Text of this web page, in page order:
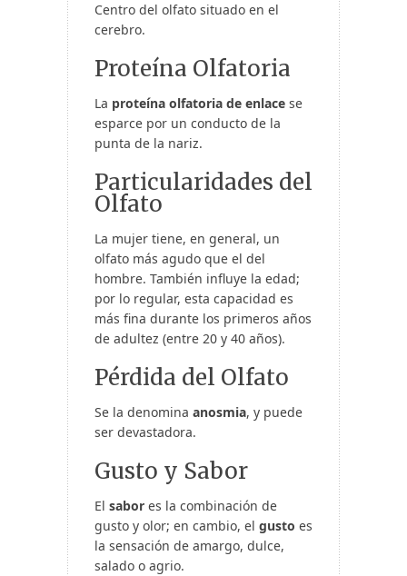
Centro del olfato situado en el
cerebro.
Proteína Olfatoria
La proteína olfatoria de enlace se
esparce por un conducto de la
punta de la nariz.
Particularidades del
Olfato
La mujer tiene, en general, un
olfato más agudo que el del
hombre. También influye la edad;
por lo regular, esta capacidad es
más fina durante los primeros años
de adultez (entre 20 y 40 años).
Pérdida del Olfato
Se la denomina anosmia, y puede
ser devastadora.
Gusto y Sabor
El sabor es la combinación de
gusto y olor; en cambio, el gusto es
la sensación de amargo, dulce,
salado o agrio.